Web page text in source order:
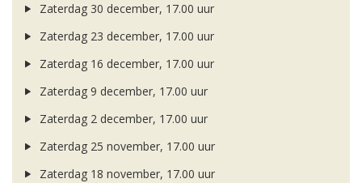
Zaterdag 30 december, 17.00 uur
Zaterdag 23 december, 17.00 uur
Zaterdag 16 december, 17.00 uur
Zaterdag 9 december, 17.00 uur
Zaterdag 2 december, 17.00 uur
Zaterdag 25 november, 17.00 uur
Zaterdag 18 november, 17.00 uur